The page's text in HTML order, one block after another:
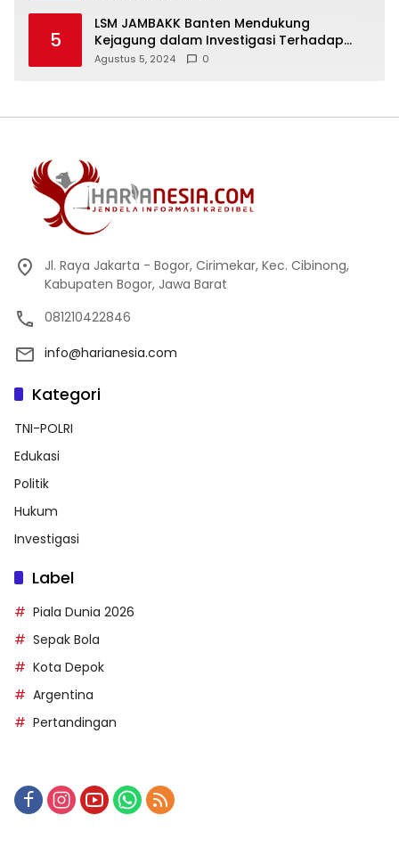
5
LSM JAMBAKK Banten Mendukung
Kejagung dalam Investigasi Terhadap
Walikota Bandar Lampung
Agustus 5, 2024 0
Jl. Raya Jakarta - Bogor, Cirimekar, Kec. Cibinong,
Kabupaten Bogor, Jawa Barat
081210422846
info@harianesia.com
Kategori
TNI-POLRI
Edukasi
Politik
Hukum
Investigasi
Label
Piala Dunia 2026
Sepak Bola
Kota Depok
Argentina
Pertandingan